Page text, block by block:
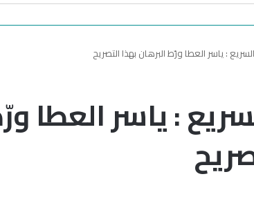
: ياسر العطا ورّط البرهان بهذا التصريح
: ياسر العطا